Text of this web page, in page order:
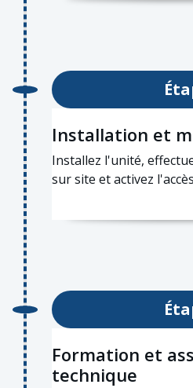
Installation et
Installez l'unité,
sur site et activez
Formation et
technique